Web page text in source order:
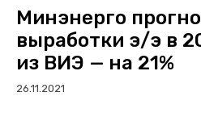
Минэнерго
выработки э/э в
из ВИЭ — на 21%
26.11.2021